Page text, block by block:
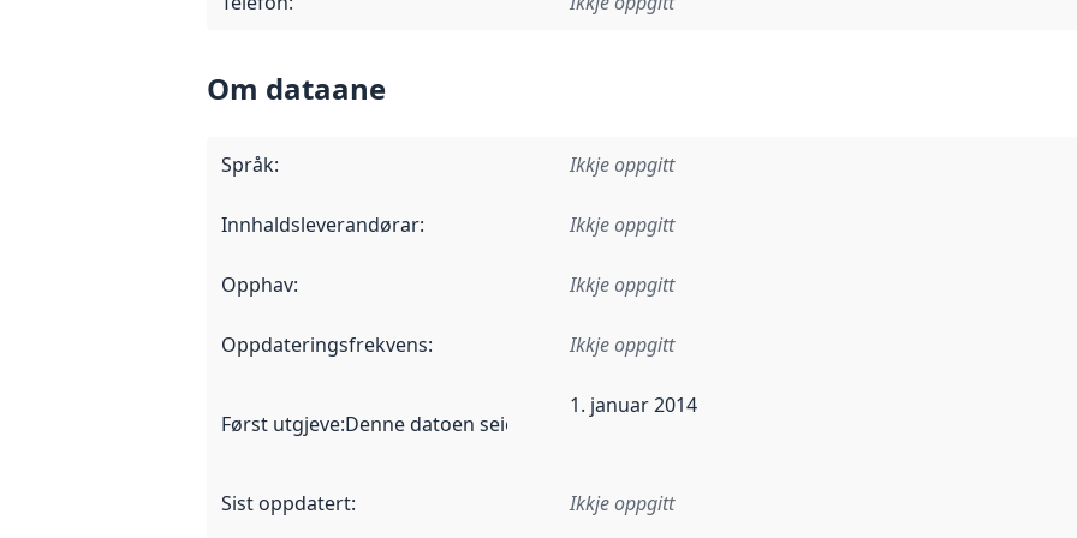
Om dataane
Språk: Ikkje oppgitt
Innhaldsleverandørar: Ikkje oppgitt
Opphav: Ikkje oppgitt
Oppdateringsfrekvens: Ikkje oppgitt
Først utgjeve:Denne datoen seier når dataa i dette datasettet først blei utgitt. Det kan ha
1. januar 2014
Sist oppdatert: Ikkje oppgitt